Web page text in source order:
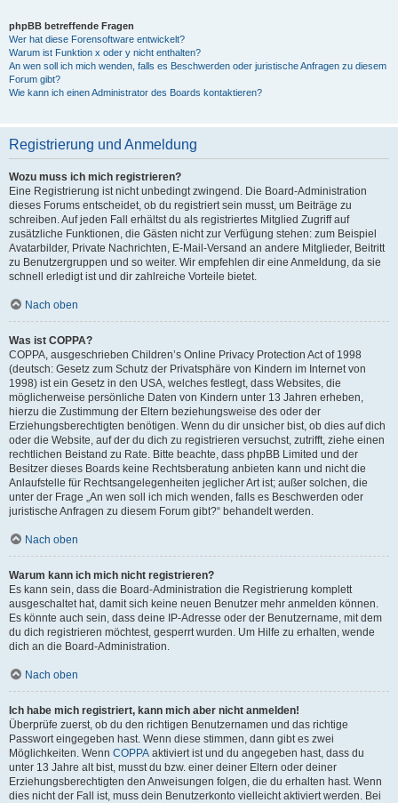
phpBB betreffende Fragen
Wer hat diese Forensoftware entwickelt?
Warum ist Funktion x oder y nicht enthalten?
An wen soll ich mich wenden, falls es Beschwerden oder juristische Anfragen zu diesem
Forum gibt?
Wie kann ich einen Administrator des Boards kontaktieren?
Registrierung und Anmeldung
Wozu muss ich mich registrieren?
Eine Registrierung ist nicht unbedingt zwingend. Die Board-Administration
dieses Forums entscheidet, ob du registriert sein musst, um Beiträge zu
schreiben. Auf jeden Fall erhältst du als registriertes Mitglied Zugriff auf
zusätzliche Funktionen, die Gästen nicht zur Verfügung stehen: zum Beispiel
Avatarbilder, Private Nachrichten, E-Mail-Versand an andere Mitglieder, Beitritt
zu Benutzergruppen und so weiter. Wir empfehlen dir eine Anmeldung, da sie
schnell erledigt ist und dir zahlreiche Vorteile bietet.
Nach oben
Was ist COPPA?
COPPA, ausgeschrieben Children’s Online Privacy Protection Act of 1998
(deutsch: Gesetz zum Schutz der Privatsphäre von Kindern im Internet von
1998) ist ein Gesetz in den USA, welches festlegt, dass Websites, die
möglicherweise persönliche Daten von Kindern unter 13 Jahren erheben,
hierzu die Zustimmung der Eltern beziehungsweise des oder der
Erziehungsberechtigten benötigen. Wenn du dir unsicher bist, ob dies auf dich
oder die Website, auf der du dich zu registrieren versuchst, zutrifft, ziehe einen
rechtlichen Beistand zu Rate. Bitte beachte, dass phpBB Limited und der
Besitzer dieses Boards keine Rechtsberatung anbieten kann und nicht die
Anlaufstelle für Rechtsangelegenheiten jeglicher Art ist; außer solchen, die
unter der Frage „An wen soll ich mich wenden, falls es Beschwerden oder
juristische Anfragen zu diesem Forum gibt?“ behandelt werden.
Nach oben
Warum kann ich mich nicht registrieren?
Es kann sein, dass die Board-Administration die Registrierung komplett
ausgeschaltet hat, damit sich keine neuen Benutzer mehr anmelden können.
Es könnte auch sein, dass deine IP-Adresse oder der Benutzername, mit dem
du dich registrieren möchtest, gesperrt wurden. Um Hilfe zu erhalten, wende
dich an die Board-Administration.
Nach oben
Ich habe mich registriert, kann mich aber nicht anmelden!
Überprüfe zuerst, ob du den richtigen Benutzernamen und das richtige
Passwort eingegeben hast. Wenn diese stimmen, dann gibt es zwei
Möglichkeiten. Wenn COPPA aktiviert ist und du angegeben hast, dass du
unter 13 Jahre alt bist, musst du bzw. einer deiner Eltern oder deiner
Erziehungsberechtigten den Anweisungen folgen, die du erhalten hast. Wenn
dies nicht der Fall ist, muss dein Benutzerkonto vielleicht aktiviert werden. Bei